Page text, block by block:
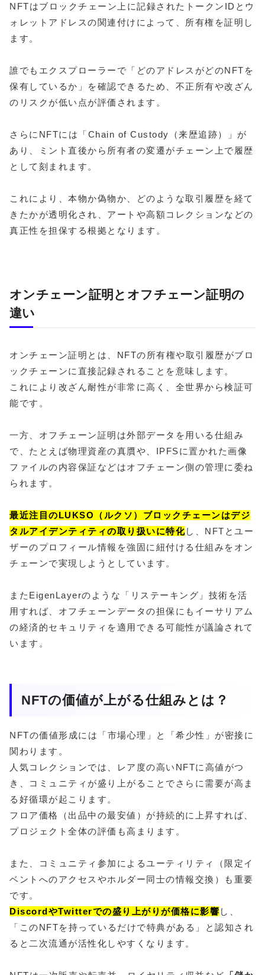
NFTはブロックチェーン上に記録されたトークンIDとウ
ォレットアドレスの関連付けによって、所有権を証明し
ます。
誰でもエクスプローラーで「どのアドレスがどのNFTを
保有しているか」を確認できるため、不正所有や改ざん
のリスクが低い点が評価されます。
さらにNFTには「Chain of Custody（来歴追跡）」が
あり、ミント直後から所有者の変遷がチェーン上で履歴
として刻まれます。
これにより、本物か偽物か、どのような取引履歴を経て
きたかが透明化され、アートや高額コレクションなどの
真正性を担保する根拠となります。
オンチェーン証明とオフチェーン証明の
違い
オンチェーン証明とは、NFTの所有権や取引履歴がブロ
ックチェーンに直接記録されることを意味します。
これにより改ざん耐性が非常に高く、全世界から検証可
能です。
一方、オフチェーン証明は外部データを用いる仕組み
で、たとえば物理資産の真贋や、IPFSに置かれた画像
ファイルの内容保証などはオフチェーン側の管理に委ね
られます。
最近注目のLUKSO（ルクソ）ブロックチェーンはデジ
タルアイデンティティの取り扱いに特化し、NFTとユー
ザーのプロフィール情報を強固に紐付ける仕組みをオン
チェーンで実現しようとしています。
またEigenLayerのような「リステーキング」技術を活
用すれば、オフチェーンデータの担保にもイーサリアム
の経済的セキュリティを適用できる可能性が議論されて
います。
NFTの価値が上がる仕組みとは？
NFTの価値形成には「市場心理」と「希少性」が密接に
関わります。
人気コレクションでは、レア度の高いNFTに高値がつ
き、コミュニティが盛り上がることでさらに需要が高ま
る好循環が起こります。
フロア価格（出品中の最安値）が持続的に上昇すれば、
プロジェクト全体の評価も高まります。
また、コミュニティ参加によるユーティリティ（限定イ
ベントへのアクセスやホルダー同士の情報交換）も重要
です。
DiscordやTwitterでの盛り上がりが価格に影響 し、
「このNFTを持っているだけで特典がある」と認知され
ると二次流通が活性化しやすくなります。